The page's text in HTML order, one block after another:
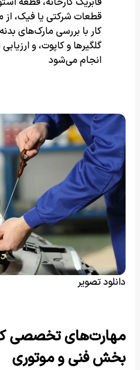
قطعات شرکتی یا فیک، از
کار با بررسی مارک‌های
گلگیرها و کاپوت، و
انجام می‌شود
دانلود تصویر
مهارت‌های تخصصی
بخش فنی و موتوری